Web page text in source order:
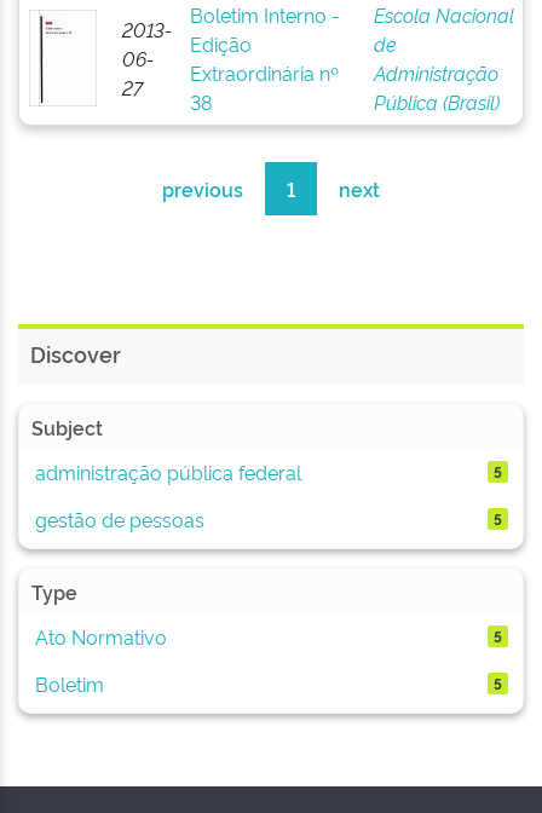
2013-
06-
27
Boletim Interno -
Edição
Extraordinária nº
38
Escola Nacional
de
Administração
Pública (Brasil)
previous 1 next
Discover
Subject
administração pública federal
5
gestão de pessoas 5
Type
Ato Normativo
5
Boletim 5